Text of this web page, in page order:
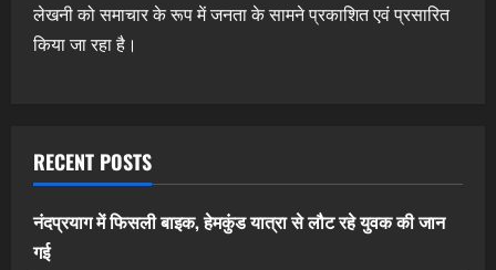
लेखनी को समाचार के रूप में जनता के सामने प्रकाशित एवं प्रसारित
किया जा रहा है।
RECENT POSTS
नंदप्रयाग में फिसली बाइक, हेमकुंड यात्रा से लौट रहे युवक की जान
गई